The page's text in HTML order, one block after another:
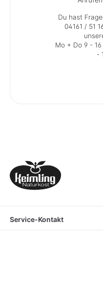
Du hast
04161 / 51
Mo + Do 9 -
-
Service-Kontakt